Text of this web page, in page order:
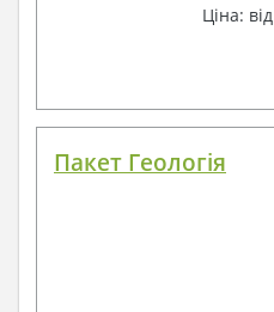
Ціна: від
Пакет Геологія